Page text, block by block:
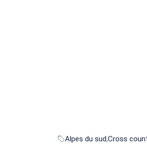
Alpes du sud,Cross